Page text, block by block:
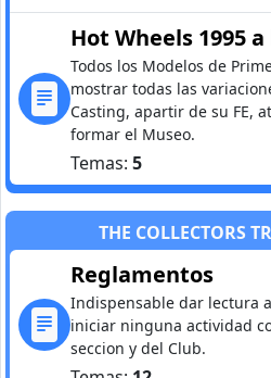
Hot Wheels 1995
Todos los Modelos de
mostrar todas las
Casting, apartir de su FE,
formar el Museo.
Temas: 5
THE COLLECTORS
Reglamentos
Indispensable dar lectura
iniciar ninguna actividad
seccion y del Club.